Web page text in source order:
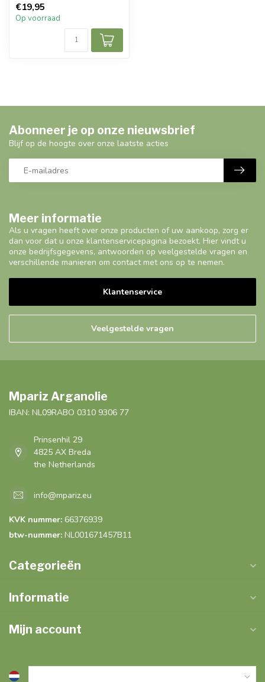
wimpers te ...
€19,95
Op voorraad
Meer informatie
Als u vragen heeft over onze producten of uw aankoop, zorg er
dan voor dat u onze klantenservicepagina bezoekt. Hier vindt u
onze bedrijfsgegevens, antwoorden op veelgestelde vragen en
verschillende manieren om contact met ons op te nemen.
Klantenservice
Veelgestelde vragen
Abonneer je op onze nieuwsbrief
Blijf op de hoogte over onze laatste acties
Mpariz Arganolie
IBAN: NL09RABO 0310 9306 77
Prinsenhil 29
4825 AX Breda
the Netherlands
info@mpariz.eu
KVK nummer: 66376939
btw-nummer: NL001671457B11
Categorieën
Informatie
Mijn account